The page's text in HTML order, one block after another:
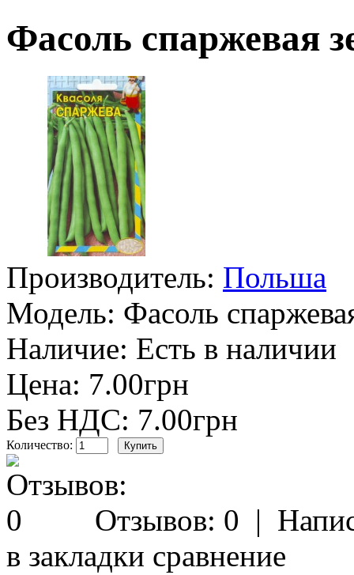
Фасоль спаржевая
Производитель: Польша
Модель: Фасоль
Наличие: Есть в наличии
Цена: 7.00грн
Без НДС: 7.00грн
Количество:
Отзывов: 0 |
в закладки сравнение